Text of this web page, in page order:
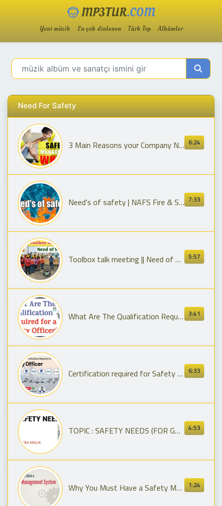
MP3TUR.COM
Yeni müzik En çok dinlenen Türk Top Albümler
Need For Safety
6:24
3 Main Reasons your Company NEEDS a Safety Management System
7:33
Need's of safety | NAFS Fire & Safety College | Fire and Safety Training | industrial safety
5:57
Toolbox talk meeting || Need of safety || Importance of Safety
3:41
What Are The Qualification Required For Safety Officer? || Safety Officer Qualification
6:33
Certification required for Safety Officer | Courses for Safety Officer | NEBOSH IOSH OSHA
4:53
TOPIC : SAFETY NEEDS (FOR GNM AND BSC NURSING) #Sheebamalik
1:24
Why You Must Have a Safety Management System | OSHAcampus.com Video